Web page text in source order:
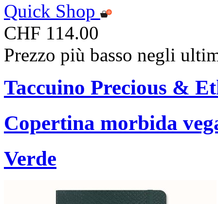
Quick Shop
CHF 114.00
Prezzo più basso negli
Taccuino Precious &
Copertina morbida
Verde